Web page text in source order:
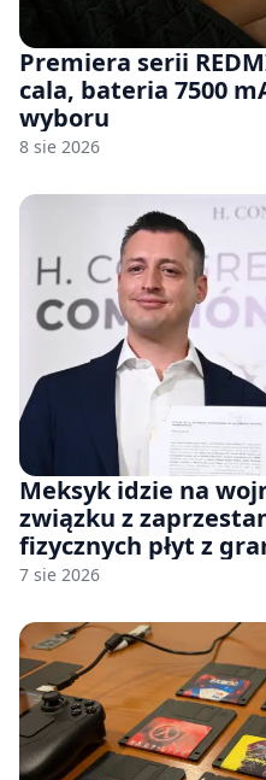
Premiera serii
cala, bateria 7500
wyboru
8 sie 2026
Meksyk idzie na
związku z
fizycznych płyt z
7 sie 2026